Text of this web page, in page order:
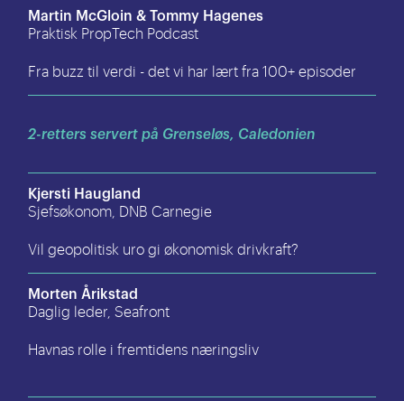
Martin McGloin & Tommy Hagenes
Praktisk PropTech Podcast
Fra buzz til verdi - det vi har lært fra 100+ episoder
2-retters servert på Grenseløs, Caledonien
Kjersti Haugland
Sjefsøkonom, DNB Carnegie
Vil geopolitisk uro gi økonomisk drivkraft?
Morten Årikstad
Daglig leder, Seafront
Havnas rolle i fremtidens næringsliv